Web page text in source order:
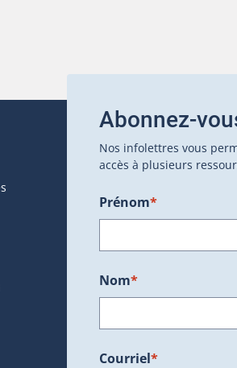
s'ouvrira dans une nouvelle fenêtre.)
Abonnez-
Nos infolettres vous
accès à plusieurs
Prénom*
Nom*
Courriel*